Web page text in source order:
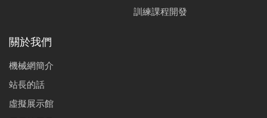
訓練課程開發
關於我們
機械網簡介
站長的話
虛擬展示館